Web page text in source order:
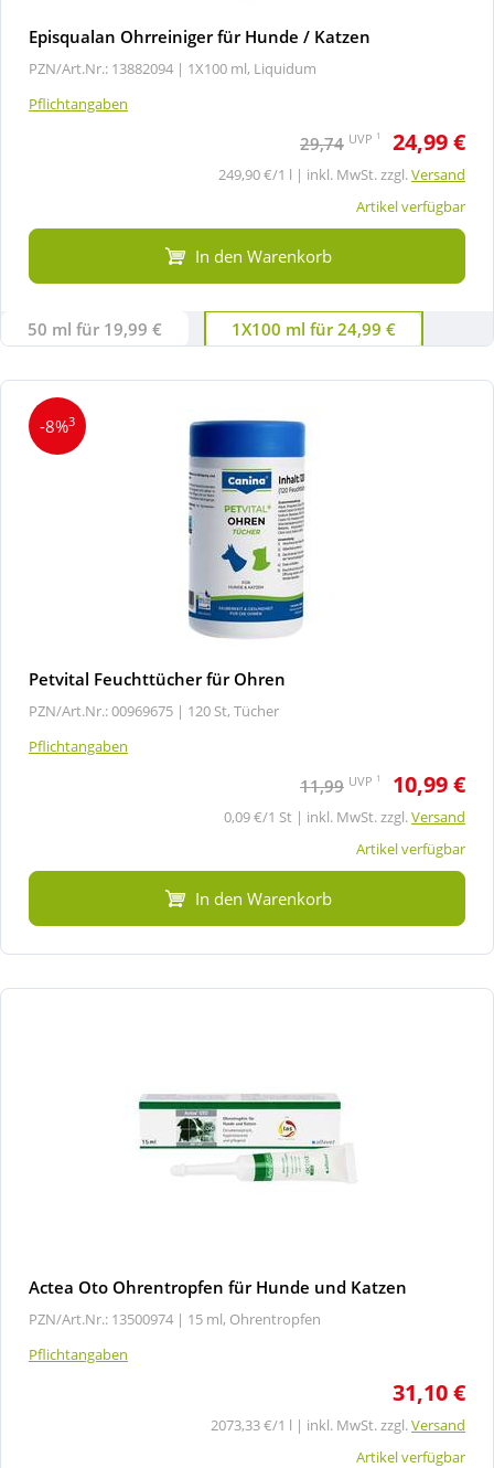
Episqualan Ohrreiniger für Hunde / Katzen
PZN/Art.Nr.: 13882094 | 1X100 ml, Liquidum
Pflichtangaben
29,74 UVP 1 24,99 €
249,90 €/1 l | inkl. MwSt. zzgl.Versand
Artikel verfügbar
In den Warenkorb
50 ml für 19,99 € 1X100 ml für 24,99 €
-8%3
Petvital Feuchttücher für Ohren
PZN/Art.Nr.: 00969675 | 120 St, Tücher
Pflichtangaben
11,99 UVP 1 10,99 €
0,09 €/1 St | inkl. MwSt. zzgl.Versand
Artikel verfügbar
In den Warenkorb
Actea Oto Ohrentropfen für Hunde und Katzen
PZN/Art.Nr.: 13500974 | 15 ml, Ohrentropfen
Pflichtangaben
31,10 €
2073,33 €/1 l | inkl. MwSt. zzgl.Versand
Artikel verfügbar